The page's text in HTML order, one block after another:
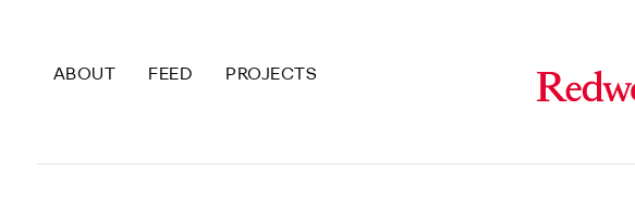
ABOUT FEED PROJECTS